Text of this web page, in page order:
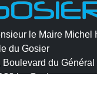
le Maire Michel
du Gosier
Boulevard du
Le Gosier